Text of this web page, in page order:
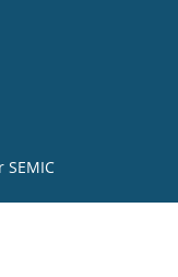
SEMIC